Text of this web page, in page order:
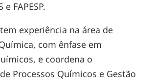
e FAPESP.
experiência na área de
com ênfase em
e coordena o
Processos Químicos e Gestão